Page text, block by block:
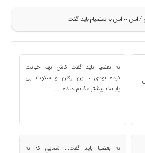
اس ام اس به بعضیام باید گفت
به بعضیا باید گفت کاش بهم خیانت
کرده بودی ، این رفتن و سکوت بی
پایانت بیشتر عذابم میده ....
به بعضيا بايد گفت... شمايي كه به